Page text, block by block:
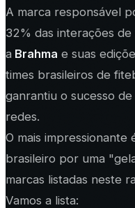
A marca responsável
32% das interações
a Brahma e suas
times brasileiros de
ganrantiu o sucesso
redes.
O mais
brasileiro por uma
marcas listadas neste
Vamos a lista: